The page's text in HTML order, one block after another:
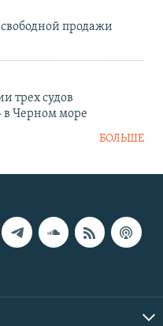
продажи
трех судов
в Черном море
БОЛЬШЕ